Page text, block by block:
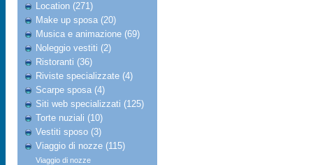
Location (271)
Make up sposa (20)
Musica e animazione (69)
Noleggio vestiti (2)
Ristoranti (36)
Riviste specializzate (4)
Scarpe sposa (4)
Siti web specializzati (125)
Torte nuziali (10)
Vestiti sposo (3)
Viaggio di nozze (115)
Viaggio di nozze